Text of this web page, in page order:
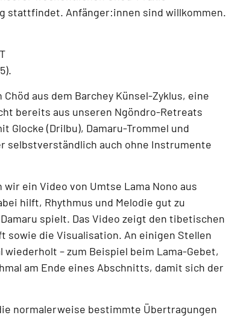
stattfindet. Anfänger:innen sind willkommen.
.
Chöd aus dem Barchey Künsel-Zyklus, eine
bereits aus unseren Ngöndro-Retreats
Glocke (Drilbu), Damaru-Trommel und
selbstverständlich auch ohne Instrumente
wir ein Video von Umtse Lama Nono aus
hilft, Rhythmus und Melodie gut zu
spielt. Das Video zeigt den tibetischen
sowie die Visualisation. An einigen Stellen
– zum Beispiel beim Lama-Gebet,
am Ende eines Abschnitts, damit sich der
normalerweise bestimmte Übertragungen